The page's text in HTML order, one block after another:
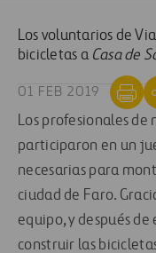
Los voluntarios de
bicicletas a Casa de
01 FEB 2019
Los profesionales
participaron en un
necesarias para
ciudad de Faro.
equipo, y después
construir las